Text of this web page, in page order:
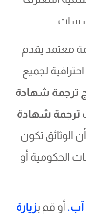
معتمد يقدم
لجميع
ترجمة شهادة
ترجمة شهادة
الوثائق تكون
الحكومية أو
أو قم ب زيارة